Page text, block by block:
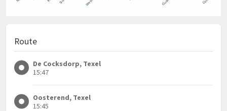
Route
De Cocksdorp, Texel
15:47
Oosterend, Texel
15:45